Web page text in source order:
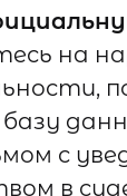
на
базу
с
в